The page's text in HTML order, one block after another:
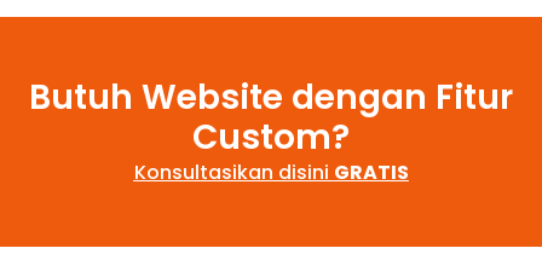
Butuh Website dengan Fitur
Custom?
Konsultasikan disini GRATIS